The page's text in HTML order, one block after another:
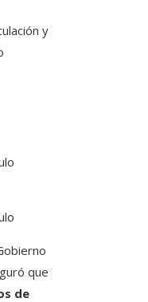
y
que
de